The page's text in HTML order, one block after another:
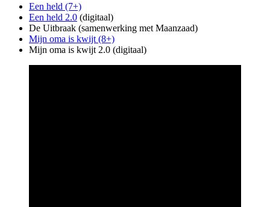
Een held (7+)
Een held 2.0 (digitaal)
De Uitbraak (samenwerking met Maanzaad)
Mijn oma is kwijt (8+)
Mijn oma is kwijt 2.0 (digitaal)